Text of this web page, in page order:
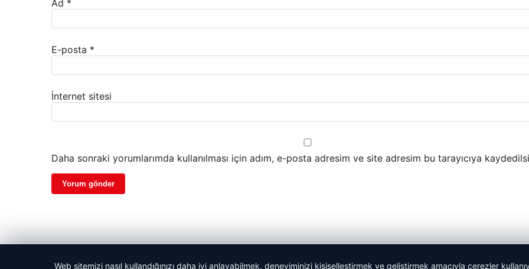
Ad *
E-posta *
İnternet sitesi
Daha sonraki yorumlarımda kullanılması için adım, e-posta adresim ve site adresim bu tarayıcıya
Web sitemizi nasıl kullandığınızı daha iyi anlayabilmek, deneyiminizi kişiselleştirmek ve geliştirmek amacıyla çerezler